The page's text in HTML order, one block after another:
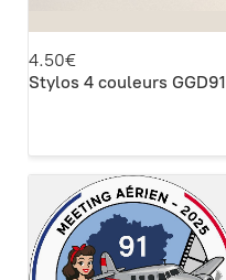
4.50€
Stylos 4 couleurs GGD91